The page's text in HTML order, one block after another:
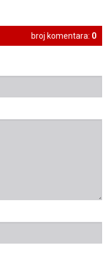
broj komentara: 0